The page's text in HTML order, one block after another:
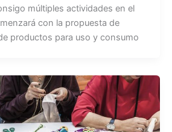
múltiples actividades en el
con la propuesta de
productos para uso y consumo